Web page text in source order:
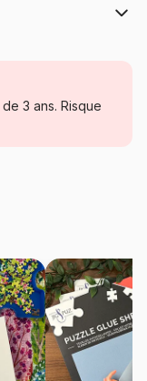
et Métiers
56520
3 ans. Risque